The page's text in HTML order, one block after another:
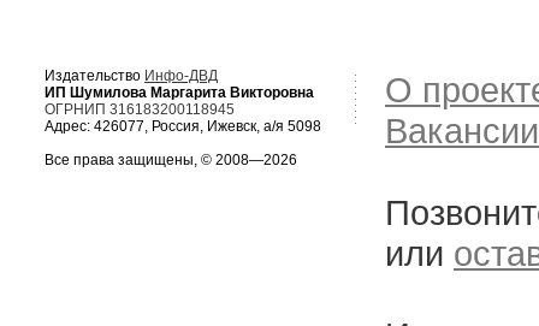
Издательство Инфо-ДВД
ИП Шумилова Маргарита Викторовна
ОГРНИП 316183200118945
Адрес: 426077, Россия, Ижевск, а/я 5098
Все права защищены, © 2008—2026
О
Вакансии
или